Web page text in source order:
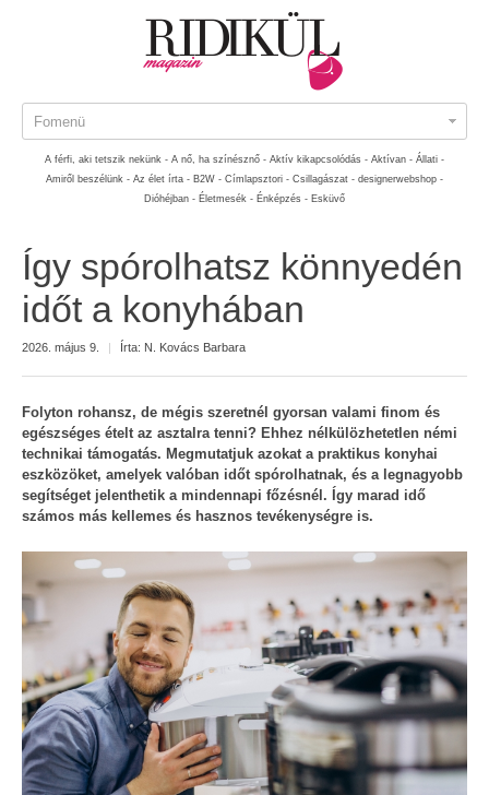
Fomenü
A férfi, aki tetszik nekünk - A nő, ha színésznő - Aktív kikapcsolódás - Aktívan - Állati -
Amiről beszélünk - Az élet írta - B2W - Címlapsztori - Csillagászat - designerwebshop -
Dióhéjban - Életmesék - Énképzés - Esküvő
Így spórolhatsz könnyedén
időt a konyhában
2026. május 9. | Írta: N. Kovács Barbara
Folyton rohansz, de mégis szeretnél gyorsan valami finom és
egészséges ételt az asztalra tenni? Ehhez nélkülözhetetlen némi
technikai támogatás. Megmutatjuk azokat a praktikus konyhai
eszközöket, amelyek valóban időt spórolhatnak, és a legnagyobb
segítséget jelenthetik a mindennapi főzésnél. Így marad idő
számos más kellemes és hasznos tevékenységre is.